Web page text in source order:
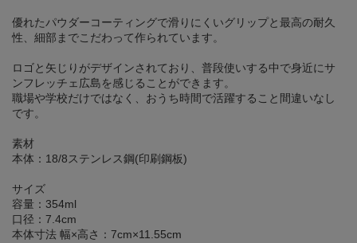
優れたパウダーコーティングで滑りにくいグリップと最高の耐久
性、細部までこだわって作られています。
ロゴと矢じりがデザインされており、普段使いする中で身近にサ
ンフレッチェ広島を感じることができます。
職場や学校だけではなく、おうち時間で活躍すること間違いなし
です。
素材
本体：18/8ステンレス鋼(印刷鋼板)
サイズ
容量：354ml
口径：7.4cm
本体寸法 幅×高さ：7cm×11.55cm